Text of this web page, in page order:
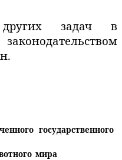
задач в
государственного
мира